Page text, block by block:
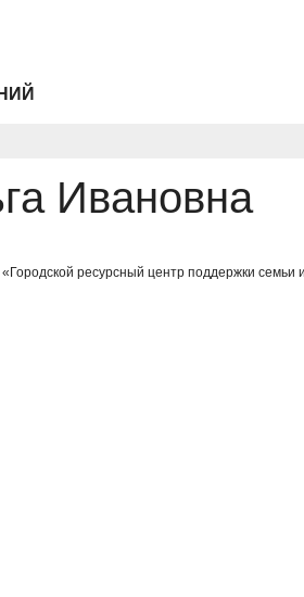
Ивановна
ресурсный центр поддержки семьи